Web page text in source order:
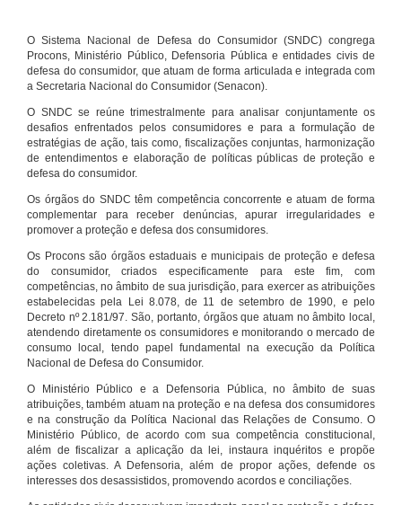
O Sistema Nacional de Defesa do Consumidor (SNDC) congrega
Procons, Ministério Público, Defensoria Pública e entidades civis de
defesa do consumidor, que atuam de forma articulada e integrada com
a Secretaria Nacional do Consumidor (Senacon).
O SNDC se reúne trimestralmente para analisar conjuntamente os
desafios enfrentados pelos consumidores e para a formulação de
estratégias de ação, tais como, fiscalizações conjuntas, harmonização
de entendimentos e elaboração de políticas públicas de proteção e
defesa do consumidor.
Os órgãos do SNDC têm competência concorrente e atuam de forma
complementar para receber denúncias, apurar irregularidades e
promover a proteção e defesa dos consumidores.
Os Procons são órgãos estaduais e municipais de proteção e defesa
do consumidor, criados especificamente para este fim, com
competências, no âmbito de sua jurisdição, para exercer as atribuições
estabelecidas pela Lei 8.078, de 11 de setembro de 1990, e pelo
Decreto nº 2.181/97. São, portanto, órgãos que atuam no âmbito local,
atendendo diretamente os consumidores e monitorando o mercado de
consumo local, tendo papel fundamental na execução da Política
Nacional de Defesa do Consumidor.
O Ministério Público e a Defensoria Pública, no âmbito de suas
atribuições, também atuam na proteção e na defesa dos consumidores
e na construção da Política Nacional das Relações de Consumo. O
Ministério Público, de acordo com sua competência constitucional,
além de fiscalizar a aplicação da lei, instaura inquéritos e propõe
ações coletivas. A Defensoria, além de propor ações, defende os
interesses dos desassistidos, promovendo acordos e conciliações.